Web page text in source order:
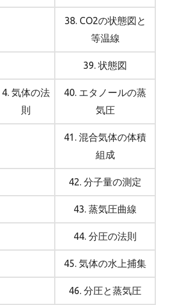
38. CO2の状態図と
等温線
39. 状態図
4. 気体の法
則
40. エタノールの蒸
気圧
41. 混合気体の体積
組成
42. 分子量の測定
43. 蒸気圧曲線
44. 分圧の法則
45. 気体の水上捕集
46. 分圧と蒸気圧